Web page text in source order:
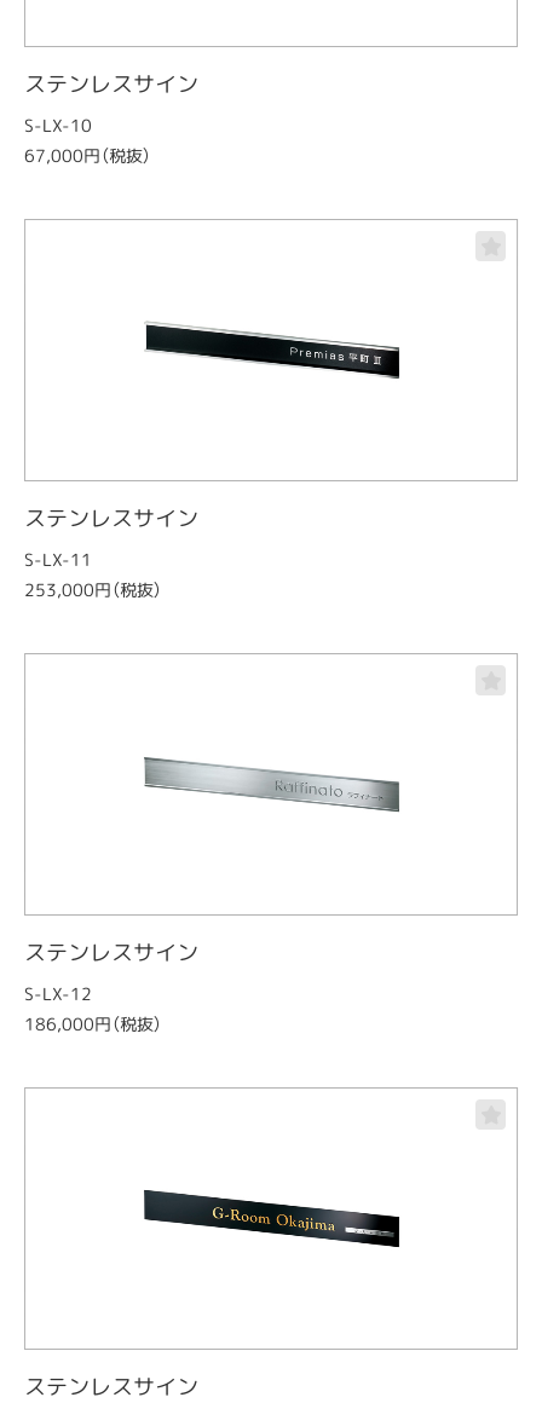
ステンレスサイン
S-LX-10
67,000円（税抜）
ステンレスサイン
S-LX-11
253,000円（税抜）
ステンレスサイン
S-LX-12
186,000円（税抜）
ステンレスサイン